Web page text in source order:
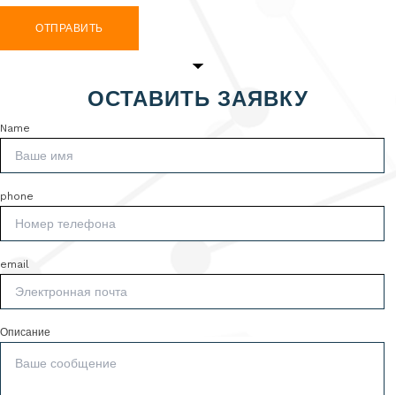
ОТПРАВИТЬ
ОСТАВИТЬ ЗАЯВКУ
Name
phone
email
Описание